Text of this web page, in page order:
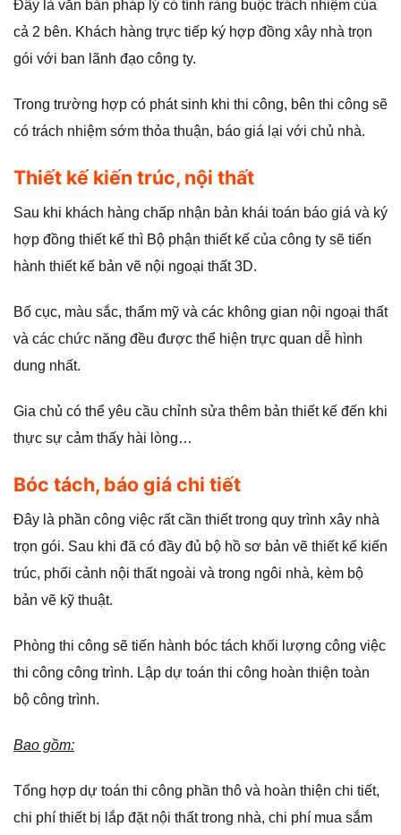
Đây là văn bản pháp lý có tính ràng buộc trách nhiệm của
cả 2 bên. Khách hàng trực tiếp ký hợp đồng xây nhà trọn
gói với ban lãnh đạo công ty.
Trong trường hợp có phát sinh khi thi công, bên thi công sẽ
có trách nhiệm sớm thỏa thuận, báo giá lại với chủ nhà.
Thiết kế kiến trúc, nội thất
Sau khi khách hàng chấp nhận bản khái toán báo giá và ký
hợp đồng thiết kế thì Bộ phận thiết kế của công ty sẽ tiến
hành thiết kế bản vẽ nội ngoại thất 3D.
Bố cục, màu sắc, thẩm mỹ và các không gian nội ngoại thất
và các chức năng đều được thể hiện trực quan dễ hình
dung nhất.
Gia chủ có thể yêu cầu chỉnh sửa thêm bản thiết kế đến khi
thực sự cảm thấy hài lòng…
Bóc tách, báo giá chi tiết
Đây là phần công việc rất cần thiết trong quy trình xây nhà
trọn gói. Sau khi đã có đầy đủ bộ hồ sơ bản vẽ thiết kế kiến
trúc, phối cảnh nội thất ngoài và trong ngôi nhà, kèm bộ
bản vẽ kỹ thuật.
Phòng thi công sẽ tiến hành bóc tách khối lượng công việc
thi công công trình. Lập dự toán thi công hoàn thiện toàn
bộ công trình.
Bao gồm:
Tổng hợp dự toán thi công phần thô và hoàn thiện chi tiết,
chi phí thiết bị lắp đặt nội thất trong nhà, chi phí mua sắm